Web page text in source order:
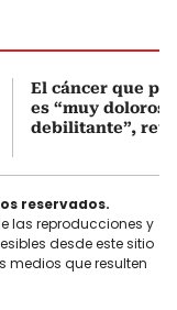
El cáncer que
es “muy
debilitante”,
reservados.
las reproducciones y
desde este sitio
medios que resulten